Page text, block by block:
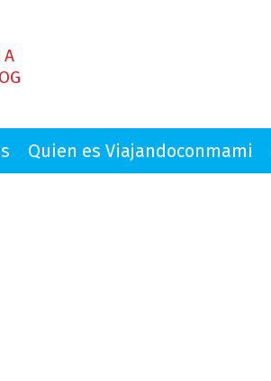
A
Quien es Viajandoconmami